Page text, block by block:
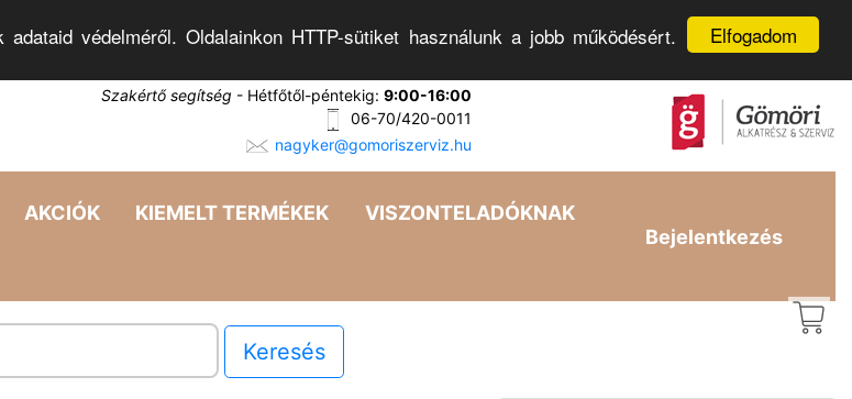
Elfogadom
adataid védelméről. Oldalainkon HTTP-sütiket használunk a jobb működésért.
Szakértő segítség - Hétfőtől-péntekig: 9:00-16:00
06-70/420-0011
nagyker@gomoriszerviz.hu
AKCIÓK KIEMELT TERMÉKEK VISZONTELADÓKNAK
Bejelentkezés
Keresés